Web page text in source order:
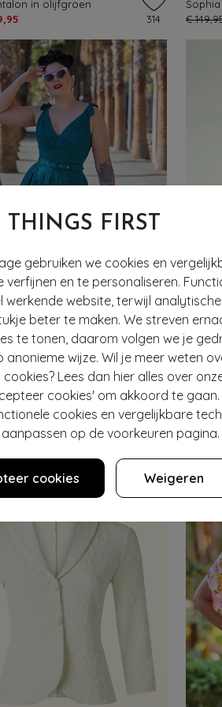
THINGS FIRST
gebruiken we cookies en
verfijnen en te personaliseren.
werkende website, terwijl
beter te maken. We streven
te tonen, daarom volgen we je
anonieme wijze. Wil je meer weten
Lees dan hier alles over
cookies' om akkoord te
cookies en vergelijkbare
op de voorkeuren pagina.
cookies Weigeren
in olijfgroen
314
€
swing jurk in petrol
351
€ 75,95